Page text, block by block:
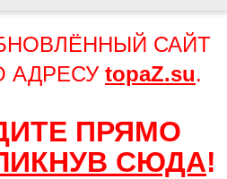
САЙТ
АДРЕСУ topaZ.su.
ПРЯМО
СЮДА!